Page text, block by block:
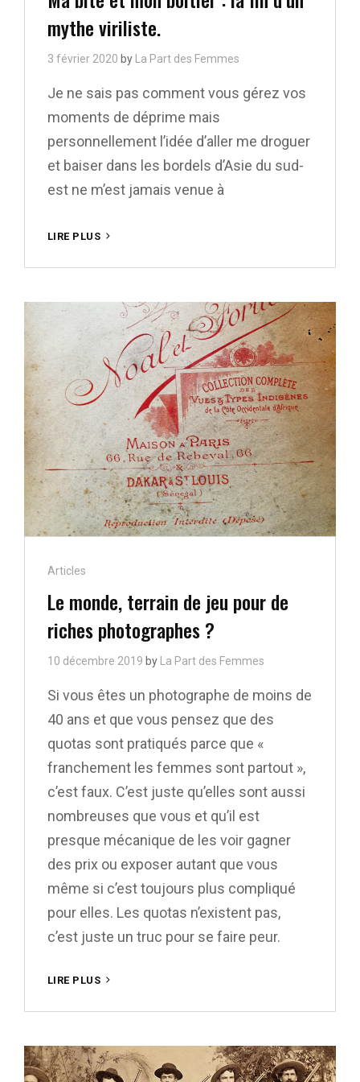
mythe viriliste.
3 février 2020 by La Part des Femmes
Je ne sais pas comment vous gérez vos
moments de déprime mais
personnellement l’idée d’aller me droguer
et baiser dans les bordels d’Asie du sud-
est ne m’est jamais venue à
LIRE PLUS
ET
BOÎTIER
LA
FIN
D’UN
MYTHE
VIRILISTE.
Cat
Links
Articles
Le monde, terrain de jeu pour de
riches photographes ?
10 décembre 2019 by La Part des Femmes
Si vous êtes un photographe de moins de
40 ans et que vous pensez que des
quotas sont pratiqués parce que «
franchement les femmes sont partout »,
c’est faux. C’est juste qu’elles sont aussi
nombreuses que vous et qu’il est
presque mécanique de les voir gagner
des prix ou exposer autant que vous
même si c’est toujours plus compliqué
pour elles. Les quotas n’existent pas,
c’est juste un truc pour se faire peur.
LIRE PLUS
TERRAIN
JEU
POUR